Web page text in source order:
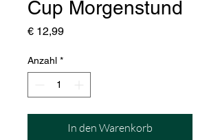
Cup Morgenstund
€ 12,99Preis
Anzahl *
In den Warenkorb